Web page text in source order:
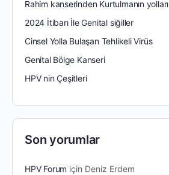
Rahim kanserinden Kurtulmanın yolları
2024 İtibarı İle Genital siğiller
Cinsel Yolla Bulaşan Tehlikeli Virüs
Genital Bölge Kanseri
HPV nin Çeşitleri
Son yorumlar
HPV Forum için Deniz Erdem